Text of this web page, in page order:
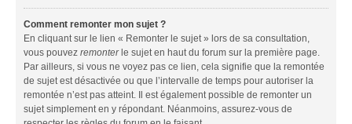
Comment remonter mon sujet ?
En cliquant sur le lien « Remonter le sujet » lors de sa consultation,
vous pouvez remonterle sujet en haut du forum sur la première page.
Par ailleurs, si vous ne voyez pas ce lien, cela signifie que la remontée
de sujet est désactivée ou que l’intervalle de temps pour autoriser la
remontée n’est pas atteint. Il est également possible de remonter un
sujet simplement en y répondant. Néanmoins, assurez-vous de